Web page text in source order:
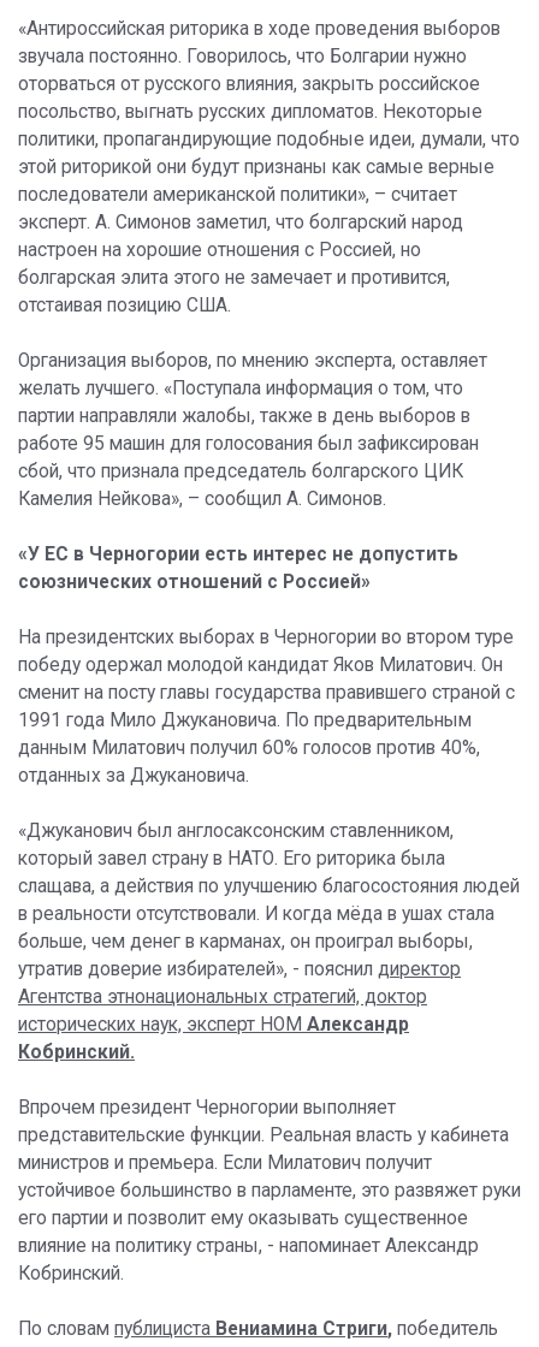
«Антироссийская риторика в ходе проведения выборов
звучала постоянно. Говорилось, что Болгарии нужно
оторваться от русского влияния, закрыть российское
посольство, выгнать русских дипломатов. Некоторые
политики, пропагандирующие подобные идеи, думали, что
этой риторикой они будут признаны как самые верные
последователи американской политики», – считает
эксперт. А. Симонов заметил, что болгарский народ
настроен на хорошие отношения с Россией, но
болгарская элита этого не замечает и противится,
отстаивая позицию США.
Организация выборов, по мнению эксперта, оставляет
желать лучшего. «Поступала информация о том, что
партии направляли жалобы, также в день выборов в
работе 95 машин для голосования был зафиксирован
сбой, что признала председатель болгарского ЦИК
Камелия Нейкова», – сообщил А. Симонов.
«У ЕС в Черногории есть интерес не допустить
союзнических отношений с Россией»
На президентских выборах в Черногории во втором туре
победу одержал молодой кандидат Яков Милатович. Он
сменит на посту главы государства правившего страной с
1991 года Мило Джукановича. По предварительным
данным Милатович получил 60% голосов против 40%,
отданных за Джукановича.
«Джуканович был англосаксонским ставленником,
который завел страну в НАТО. Его риторика была
слащава, а действия по улучшению благосостояния людей
в реальности отсутствовали. И когда мёда в ушах стала
больше, чем денег в карманах, он проиграл выборы,
утратив доверие избирателей», - пояснил директор
Агентства этнонациональных стратегий, доктор
исторических наук, эксперт НОМ Александр
Кобринский.
Впрочем президент Черногории выполняет
представительские функции. Реальная власть у кабинета
министров и премьера. Если Милатович получит
устойчивое большинство в парламенте, это развяжет руки
его партии и позволит ему оказывать существенное
влияние на политику страны, - напоминает Александр
Кобринский.
По словам публициста Вениамина Стриги, победитель